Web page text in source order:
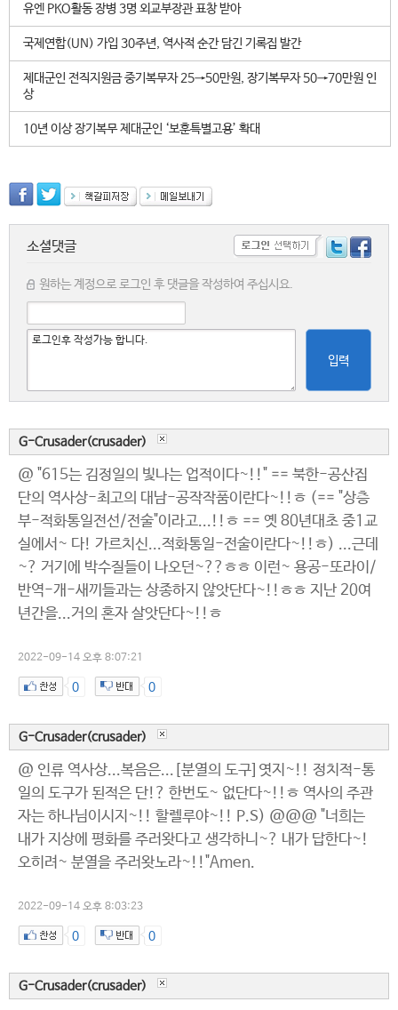
유엔 PKO활동 장병 3명 외교부장관 표창 받아
국제연합(UN) 가입 30주년, 역사적 순간 담긴 기록집 발간
제대군인 전직지원금 중기복무자 25→50만원, 장기복무자 50→70만원 인
상
10년 이상 장기복무 제대군인 ‘보훈특별고용’ 확대
소셜댓글
원하는 계정으로 로그인 후 댓글을 작성하여 주십시요.
입력
G-Crusader(crusader)
@ "615는 김정일의 빛나는 업적이다~!!" == 북한-공산집
단의 역사상-최고의 대남-공작작품이란다~!!ㅎ (== "상층
부-적화통일전선/전술"이라고...!!ㅎ == 옛 80년대초 중1교
실에서~ 다! 가르치신...적화통일-전술이란다~!!ㅎ) ...근데
~? 거기에 박수질들이 나오던~??ㅎㅎ 이런~ 용공-또라이/
반역-개-새끼들과는 상종하지 않앗단다~!!ㅎㅎ 지난 20여
년간을...거의 혼자 살앗단다~!!ㅎ
2022-09-14 오후 8:07:21
0 0
G-Crusader(crusader)
@ 인류 역사상...복음은...[분열의 도구]엿지~!! 정치적-통
일의 도구가 된적은 단!? 한번도~ 없단다~!!ㅎ 역사의 주관
자는 하나님이시지~!! 할렐루야~!! P.S) @@@ "너희는
내가 지상에 평화를 주러왓다고 생각하니~? 내가 답한다~!
오히려~ 분열을 주러왓노라~!!"Amen.
2022-09-14 오후 8:03:23
0 0
G-Crusader(crusader)